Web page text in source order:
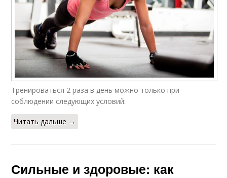
Тренироваться 2 раза в день можно только при
соблюдении следующих условий:
Читать дальше →
Сильные и здоровые: как